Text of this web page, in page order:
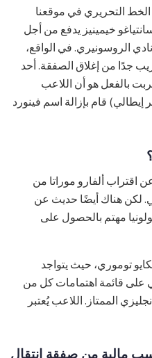
الخط التحريري في موقعنا
خيمينيز يدفع من أجل
الروسونيري. في الواقع،
جدًا من إغلاق الصفقة. أحد
بالفعل هو أن اللاعب
قام بإزالة اسم فينورد
اقتراب ألفارو موراتا من
لكن هناك أيضًا حديث عن
مهتم بالحصول على
توموري، حيث يتواجد
على قائمة اهتمامات كل من
الممتاز. اللاعب يُعتبر
مالية من صفقة انتقال